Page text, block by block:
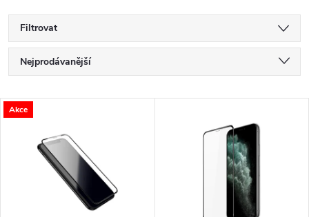
Filtrovat
Ř
a
Nejprodávanější
Nejdražší
Abecedně
V
Akce